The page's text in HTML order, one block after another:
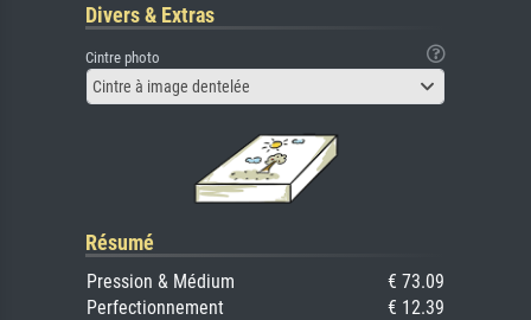
Divers & Extras
Cintre photo
Cintre à image dentelée
Résumé
Pression & Médium
€ 73.09
Perfectionnement
€ 12.39